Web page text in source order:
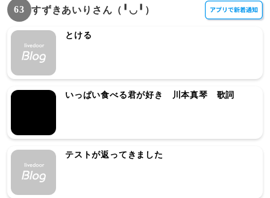
63 すずきあいりさん（╹◡╹）
とける
いっぱい食べる君が好き 川本真琴 歌詞
テストが返ってきました